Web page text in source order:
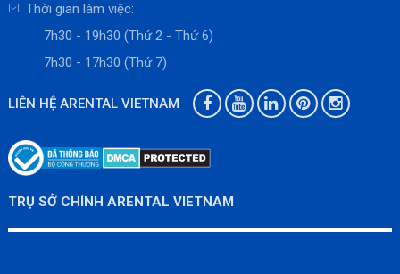
Thời gian làm việc:
7h30 - 19h30 (Thứ 2 - Thứ 6)
7h30 - 17h30 (Thứ 7)
LIÊN HỆ ARENTAL VIETNAM
TRỤ SỞ CHÍNH ARENTAL VIETNAM